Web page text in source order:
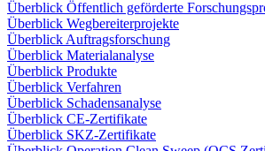
Überblick Öffentlich geförderte
Überblick Wegbereiterprojekte
Überblick Auftragsforschung
Überblick Materialanalyse
Überblick Produkte
Überblick Verfahren
Überblick Schadensanalyse
Überblick CE-Zertifikate
Überblick SKZ-Zertifikate